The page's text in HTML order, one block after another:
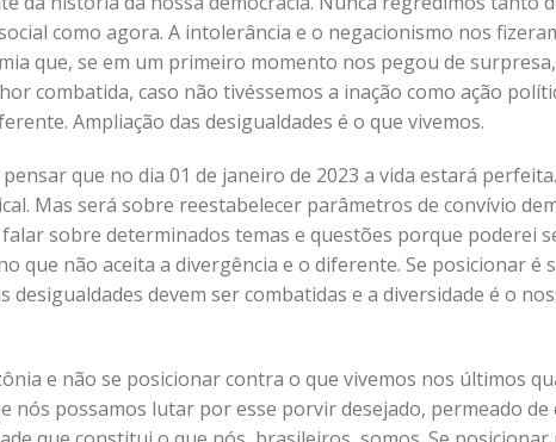
como agora. A intolerância e o negacionismo nos
que, se em um primeiro momento nos pegou de
combatida, caso não tivéssemos a inação como ação
Ampliação das desigualdades é o que vivemos.
que no dia 01 de janeiro de 2023 a vida estará
Mas será sobre reestabelecer parâmetros de convívio
sobre determinados temas e questões porque poderei
que não aceita a divergência e o diferente. Se posicionar é
desigualdades devem ser combatidas e a diversidade é o
e não se posicionar contra o que vivemos nos últimos
nós possamos lutar por esse porvir desejado, permeado de